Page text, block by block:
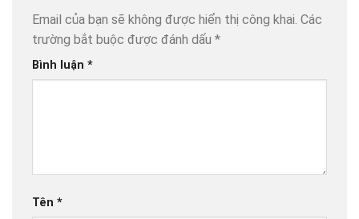
Email của bạn sẽ không được hiển thị công khai. Các
trường bắt buộc được đánh dấu *
Bình luận *
Tên *